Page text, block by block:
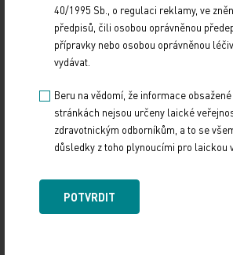
19. světový kongres
(CONy)
19. světový kongres Controversies in
se bude konat v termínu 20.–22. března
40/1995 Sb., o regulaci reklamy, ve
předpisů, čili osobou oprávněnou
přípravky nebo osobou oprávněnou
vydávat.
Beru na vědomí, že informace
stránkách nejsou určeny laické
zdravotnickým odborníkům, a to se
důsledky z toho plynoucími pro laickou
POTVRDIT